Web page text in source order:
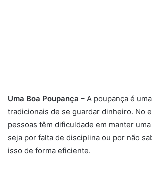
Uma Boa Poupança – A poupança é
tradicionais de se guardar dinheiro. No
pessoas têm dificuldade em manter
seja por falta de disciplina ou por não
isso de forma eficiente.